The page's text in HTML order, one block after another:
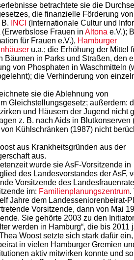
betrachtete sie die
die finanzielle Förderung von
INCI (Internationale Cultur und
(Erwerbslose Frauen in Altona e.V.);
für Frauen e.V.), Hamburger
u.a.; die Erhöhung der Mittel
Bäumen in Parks und Straßen, den
von Phosphaten in Waschmitteln
die Verhinderung von
sie die Ablehnung von
Gleichstellungsgesetz; außerdem:
und Häusern der Jugend nicht
z. B. nach Aids in Blutkonserven
Kühlschränken (1987) nicht
aus Krankheitsgründen aus der
aus.
wurde sie AsF-Vorsitzende in
des Landesvorstandes der AsF,
Vorsitzende des
im: Familienplanungszentrum.
Jahre dem Landesseniorenbeirat-
Vorsitzende, dann von Mai
Sie gehörte 2003 zu den
werden in Hamburg“, die bis 2011
Woost setzte sich stark dafür
in vielen Hamburger Gremien
aktiv mitwirken konnte und